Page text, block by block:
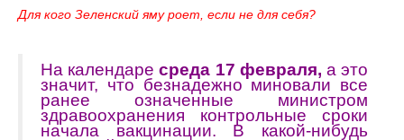
Для кого Зеленский яму роет, если не для себя?
На календаресреда 17 февраля, а это
значит, что безнадежно миновали все
ранее означенные министром
здравоохранения контрольные сроки
начала вакцинации. В какой-нибудь